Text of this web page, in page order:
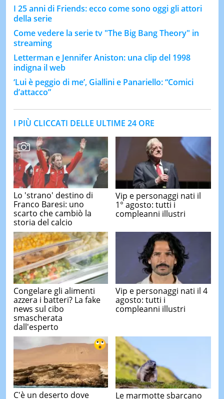
I 25 anni di Friends: ecco come sono oggi gli attori
della serie
Come vedere la serie tv "The Big Bang Theory" in
streaming
Letterman e Jennifer Aniston: una clip del 1998
indigna il web
‘Lui è peggio di me’, Giallini e Panariello: “Comici
d’attacco”
I PIÙ CLICCATI DELLE ULTIME 24 ORE
Lo 'strano' destino di
Franco Baresi: uno
scarto che cambiò la
storia del calcio
Vip e personaggi nati il
1° agosto: tutti i
compleanni illustri
Congelare gli alimenti
azzera i batteri? La fake
news sul cibo
smascherata
dall'esperto
Vip e personaggi nati il 4
agosto: tutti i
compleanni illustri
C'è un deserto dove
Le marmotte sbarcano